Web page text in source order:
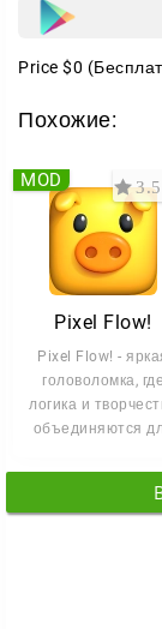
Price $0
Похожие:
Pixel Flow!
Pixel Flow! -
головоломка, где
логика и
объединяются
MOD